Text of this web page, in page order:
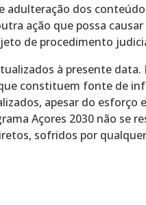
adulteração dos
ação que possa
de procedimento
à presente
constituem fonte de
apesar do
Açores 2030 não se
sofridos por